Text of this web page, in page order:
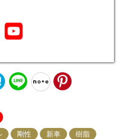
剛性 新車
樹脂